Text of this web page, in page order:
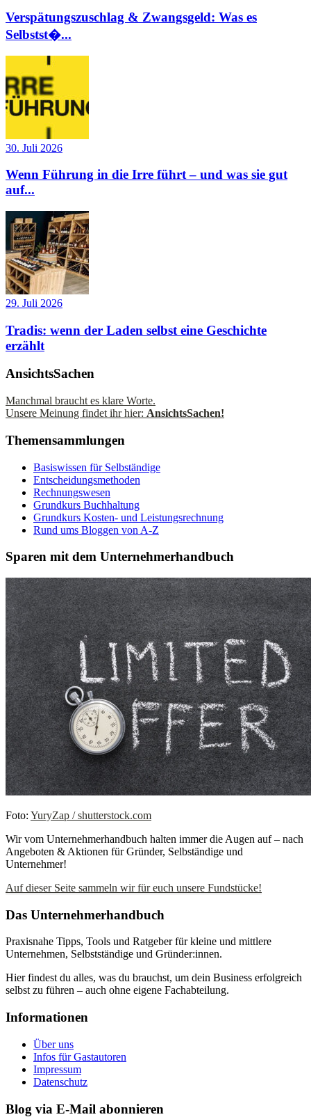
Verspätungszuschlag & Zwangsgeld: Was es
Selbstst�...
30. Juli 2026
Wenn Führung in die Irre führt – und was sie gut
auf...
29. Juli 2026
Tradis: wenn der Laden selbst eine Geschichte
erzählt
AnsichtsSachen
Manchmal braucht es klare Worte.
Unsere Meinung findet ihr hier: AnsichtsSachen!
Themensammlungen
Basiswissen für Selbständige
Entscheidungsmethoden
Rechnungswesen
Grundkurs Buchhaltung
Grundkurs Kosten- und Leistungsrechnung
Rund ums Bloggen von A-Z
Sparen mit dem Unternehmerhandbuch
Foto: YuryZap / shutterstock.com
Wir vom Unternehmerhandbuch halten immer die Augen auf – nach
Angeboten & Aktionen für Gründer, Selbständige und
Unternehmer!
Auf dieser Seite sammeln wir für euch unsere Fundstücke!
Das Unternehmerhandbuch
Praxisnahe Tipps, Tools und Ratgeber für kleine und mittlere
Unternehmen, Selbstständige und Gründer:innen.
Hier findest du alles, was du brauchst, um dein Business erfolgreich
selbst zu führen – auch ohne eigene Fachabteilung.
Informationen
Über uns
Infos für Gastautoren
Impressum
Datenschutz
Blog via E-Mail abonnieren